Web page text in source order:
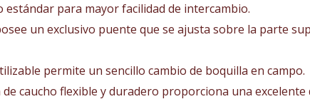
estándar para mayor facilidad de intercambio.
un exclusivo puente que se ajusta sobre la parte
permite un sencillo cambio de boquilla en campo.
caucho flexible y duradero proporciona una excelente